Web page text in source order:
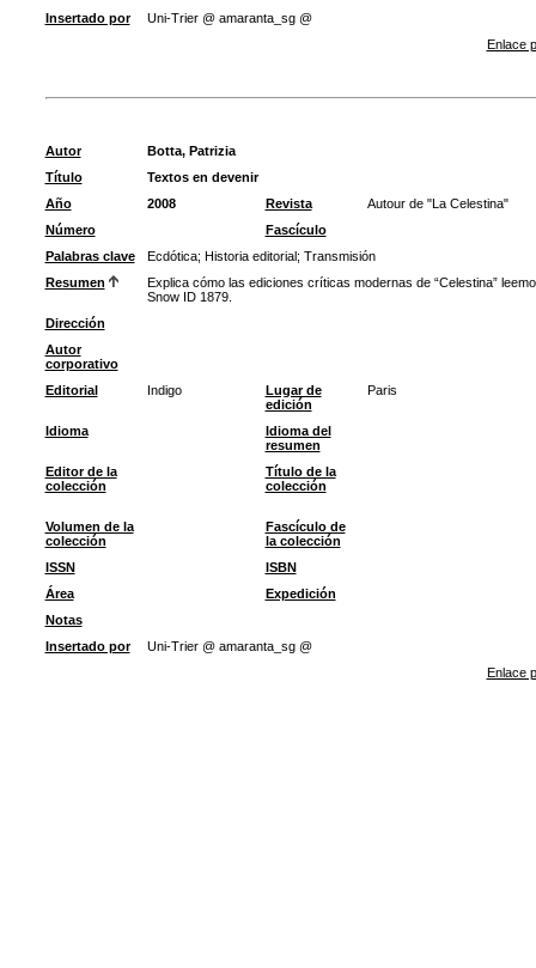
Insertado por
Uni-Trier @ amaranta_sg @
Enlace
Autor
Botta, Patrizia
Título
Textos en devenir
Año
2008 Revista
Autour de "La Celestina"
Número
Fascículo
Palabras clave
Ecdótica; Historia editorial; Transmisión
Resumen
Explica cómo las ediciones críticas modernas de “Celestina”
Snow ID 1879.
Dirección
Autor
corporativo
Editorial
Indigo
Lugar de
edición
Paris
Idioma
Idioma del
resumen
Editor de la
colección
Título de la
colección
Volumen de la
colección
Fascículo de
la colección
ISSN
ISBN
Área
Expedición
Notas
Insertado por
Uni-Trier @ amaranta_sg @
Enlace